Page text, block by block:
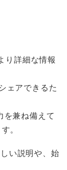
り詳細な情報
ェアできるた
を兼ね備えて
。
い説明や、始